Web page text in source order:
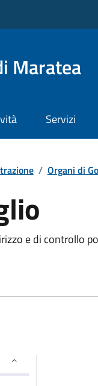
Maratea
Servizi
/ Organi di
e di controllo